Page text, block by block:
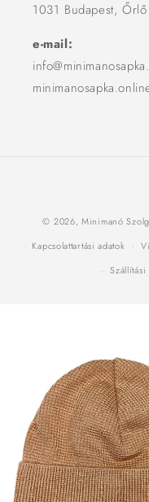
1031 Budapest,
e-mail:
© 2026,Minimanó
Kapcsolattartási adatok
Szállítási